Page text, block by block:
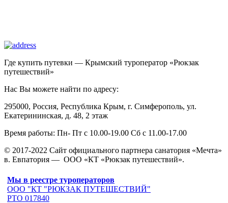
Где купить путевки — Крымский туроператор «Рюкзак
путешествий»
Нас Вы можете найти по адресу:
295000, Россия, Республика Крым, г. Симферополь, ул.
Екатерининская, д. 48, 2 этаж
Время работы: Пн- Пт с 10.00-19.00 Сб с 11.00-17.00
© 2017-2022 Сайт официального партнера санатория «Мечта»
в. Евпатория — ООО «КТ «Рюкзак путешествий».
Мы в реестре туроператоров
ООО "КТ "РЮКЗАК ПУТЕШЕСТВИЙ"
РТО 017840